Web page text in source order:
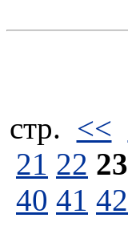
стp. <<
21 22 23
40 41 42